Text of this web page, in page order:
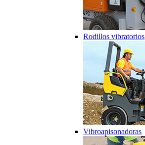
Rodillos vibratorios
Vibroapisonadoras